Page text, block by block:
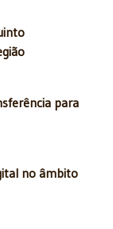
para
no âmbito